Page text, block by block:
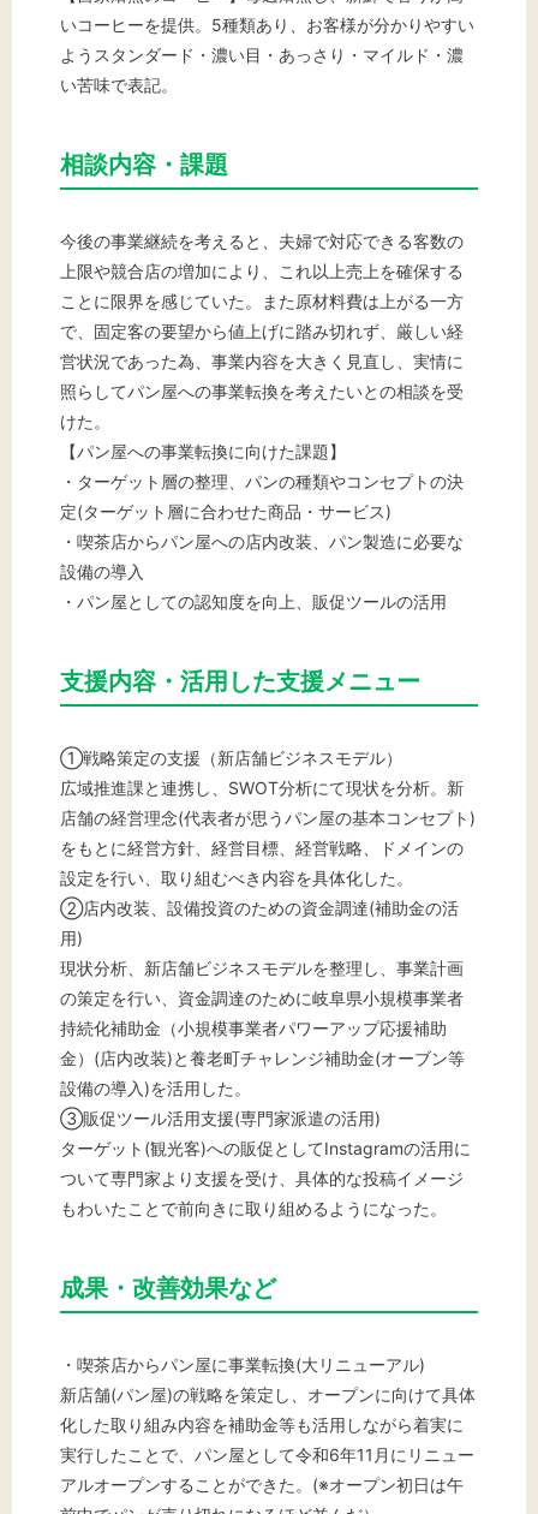
いコーヒーを提供。5種類あり、お客様が分かりやすい
ようスタンダード・濃い目・あっさり・マイルド・濃
い苦味で表記。
相談内容・課題
今後の事業継続を考えると、夫婦で対応できる客数の
上限や競合店の増加により、これ以上売上を確保する
ことに限界を感じていた。また原材料費は上がる一方
で、固定客の要望から値上げに踏み切れず、厳しい経
営状況であった為、事業内容を大きく見直し、実情に
照らしてパン屋への事業転換を考えたいとの相談を受
けた。
【パン屋への事業転換に向けた課題】
・ターゲット層の整理、パンの種類やコンセプトの決
定(ターゲット層に合わせた商品・サービス)
・喫茶店からパン屋への店内改装、パン製造に必要な
設備の導入
・パン屋としての認知度を向上、販促ツールの活用
支援内容・活用した支援メニュー
①戦略策定の支援（新店舗ビジネスモデル）
広域推進課と連携し、SWOT分析にて現状を分析。新
店舗の経営理念(代表者が思うパン屋の基本コンセプト)
をもとに経営方針、経営目標、経営戦略、ドメインの
設定を行い、取り組むべき内容を具体化した。
②店内改装、設備投資のための資金調達(補助金の活
用)
現状分析、新店舗ビジネスモデルを整理し、事業計画
の策定を行い、資金調達のために岐阜県小規模事業者
持続化補助金（小規模事業者パワーアップ応援補助
金）(店内改装)と養老町チャレンジ補助金(オーブン等
設備の導入)を活用した。
③販促ツール活用支援(専門家派遣の活用)
ターゲット(観光客)への販促としてInstagramの活用に
ついて専門家より支援を受け、具体的な投稿イメージ
もわいたことで前向きに取り組めるようになった。
成果・改善効果など
・喫茶店からパン屋に事業転換(大リニューアル)
新店舗(パン屋)の戦略を策定し、オープンに向けて具体
化した取り組み内容を補助金等も活用しながら着実に
実行したことで、パン屋として令和6年11月にリニュー
アルオープンすることができた。(※オープン初日は午